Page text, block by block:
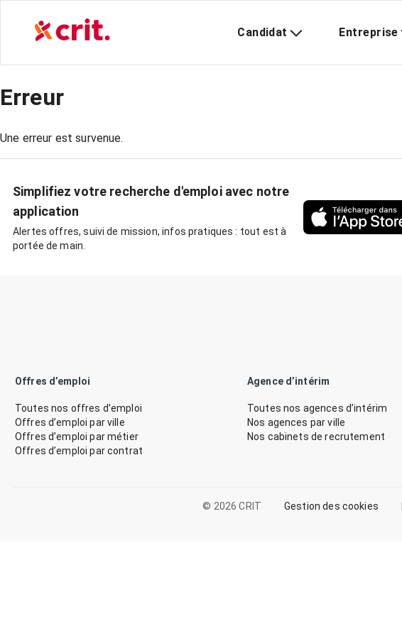
Candidat Entreprise
Erreur
Une erreur est survenue.
Simplifiez votre recherche d'emploi avec notre
application
Alertes offres, suivi de mission, infos pratiques : tout est à
portée de main.
Offres d’emploi
Toutes nos offres d’emploi
Offres d’emploi par ville
Offres d’emploi par métier
Offres d’emploi par contrat
Agence d’intérim
Toutes nos agences d’intérim
Nos agences par ville
Nos cabinets de recrutement
© 2026 CRIT Gestion des cookies